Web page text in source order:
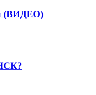
(ВИДЕО)